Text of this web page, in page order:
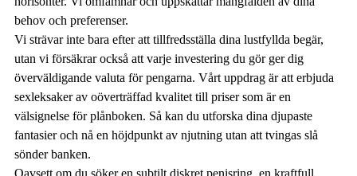
behov och preferenser.
Vi strävar inte bara efter att tillfredsställa dina lustfyllda begär,
utan vi försäkrar också att varje investering du gör ger dig
överväldigande valuta för pengarna. Vårt uppdrag är att erbjuda
sexleksaker av oöverträffad kvalitet till priser som är en
välsignelse för plånboken. Så kan du utforska dina djupaste
fantasier och nå en höjdpunkt av njutning utan att tvingas slå
sönder banken.
Oavsett om du söker en subtilt diskret penisring, en kraftfull